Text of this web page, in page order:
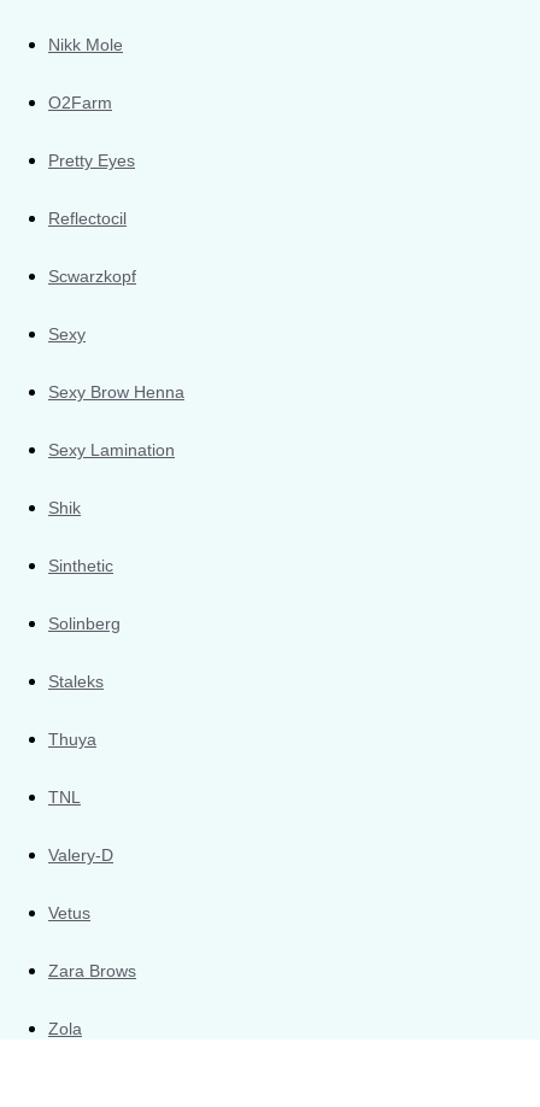
Nikk Mole
O2Farm
Pretty Eyes
Reflectocil
Scwarzkopf
Sexy
Sexy Brow Henna
Sexy Lamination
Shik
Sinthetic
Solinberg
Staleks
Thuya
TNL
Valery-D
Vetus
Zara Brows
Zola